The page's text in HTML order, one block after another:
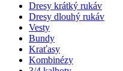
Dresy krátký rukáv
Dresy dlouhý rukáv
Vesty
Bundy
Kraťasy
Kombinézy